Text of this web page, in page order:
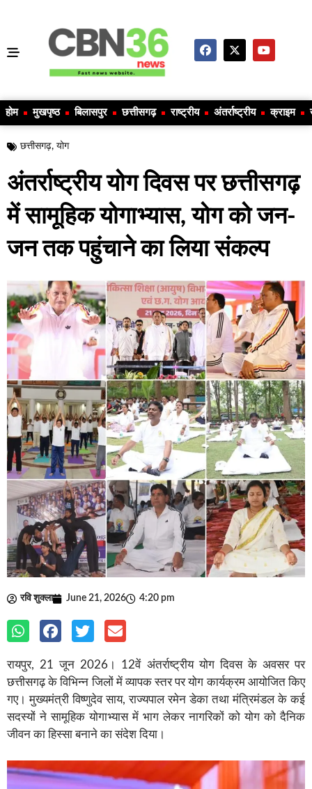
होम मुखपृष्ठ बिलासपुर छत्तीसगढ़ राष्ट्रीय अंतर्राष्ट्रीय क्राइम
छत्तीसगढ़, योग
अंतर्राष्ट्रीय योग दिवस पर छत्तीसगढ़
में सामूहिक योगाभ्यास, योग को जन-
जन तक पहुंचाने का लिया संकल्प
रवि शुक्ला June 21, 2026 4:20 pm
रायपुर, 21 जून 2026। 12वें अंतर्राष्ट्रीय योग दिवस के अवसर पर
छत्तीसगढ़ के विभिन्न जिलों में व्यापक स्तर पर योग कार्यक्रम आयोजित किए
गए। मुख्यमंत्री विष्णुदेव साय, राज्यपाल रमेन डेका तथा मंत्रिमंडल के कई
सदस्यों ने सामूहिक योगाभ्यास में भाग लेकर नागरिकों को योग को दैनिक
जीवन का हिस्सा बनाने का संदेश दिया।